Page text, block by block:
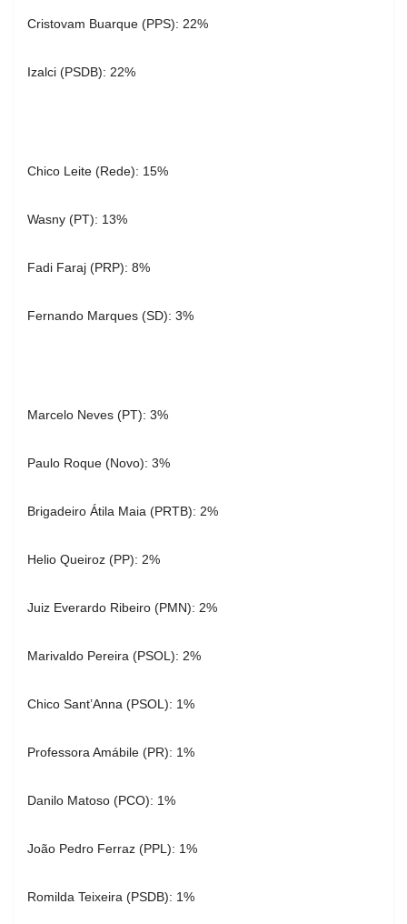
Cristovam Buarque (PPS): 22%
Izalci (PSDB): 22%
Chico Leite (Rede): 15%
Wasny (PT): 13%
Fadi Faraj (PRP): 8%
Fernando Marques (SD): 3%
Marcelo Neves (PT): 3%
Paulo Roque (Novo): 3%
Brigadeiro Átila Maia (PRTB): 2%
Helio Queiroz (PP): 2%
Juiz Everardo Ribeiro (PMN): 2%
Marivaldo Pereira (PSOL): 2%
Chico Sant’Anna (PSOL): 1%
Professora Amábile (PR): 1%
Danilo Matoso (PCO): 1%
João Pedro Ferraz (PPL): 1%
Romilda Teixeira (PSDB): 1%